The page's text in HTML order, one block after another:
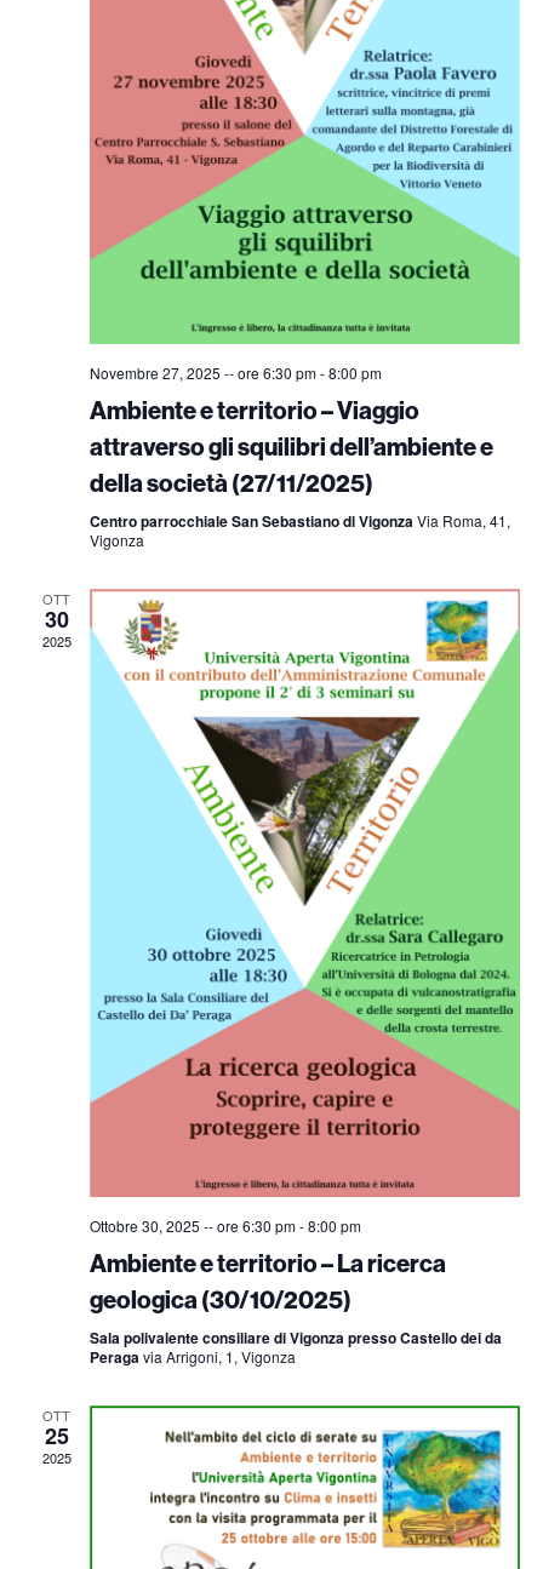
Novembre 27, 2025 -- ore 6:30 pm-8:00 pm
Ambiente e territorio – Viaggio
attraverso gli squilibri dell’ambiente e
della società (27/11/2025)
Centro parrocchiale San Sebastiano di VigonzaVia Roma, 41,
Vigonza
OTT
30
2025
Ottobre 30, 2025 -- ore 6:30 pm-8:00 pm
Ambiente e territorio – La ricerca
geologica (30/10/2025)
Sala polivalente consiliare di Vigonza presso Castello dei da
Peragavia Arrigoni, 1, Vigonza
OTT
25
2025